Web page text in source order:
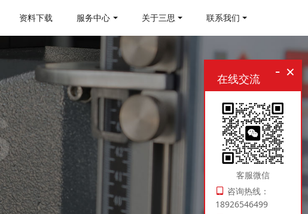
资料下载 服务中心 关于三思 联系我们
×
-
在线交流
客服微信
咨询热线：
18926546499